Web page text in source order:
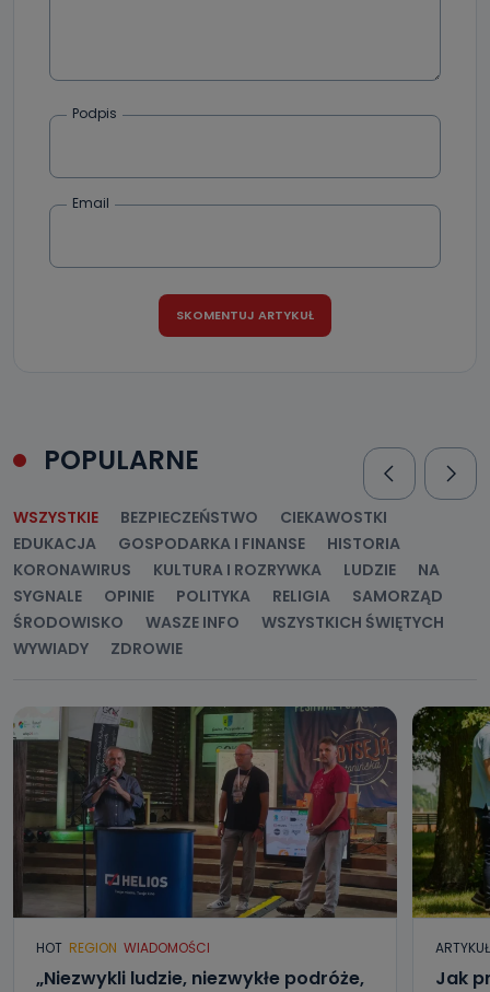
Podpis
Email
POPULARNE
WSZYSTKIE BEZPIECZEŃSTWO
CIEKAWOSTKI
EDUKACJA
GOSPODARKA I FINANSE
HISTORIA
KORONAWIRUS
KULTURA I ROZRYWKA LUDZIE
NA
SYGNALE
OPINIE POLITYKA RELIGIA
SAMORZĄD
ŚRODOWISKO
WASZE INFO
WSZYSTKICH ŚWIĘTYCH
WYWIADY
ZDROWIE
HOT REGION WIADOMOŚCI
„Niezwykli ludzie, niezwykłe podróże,
Jak